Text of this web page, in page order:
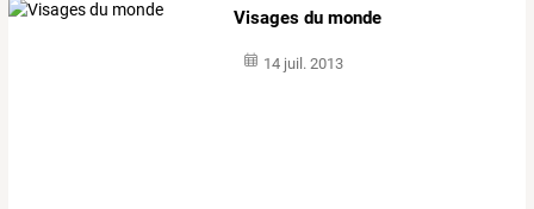
Visages du monde
14 juil. 2013